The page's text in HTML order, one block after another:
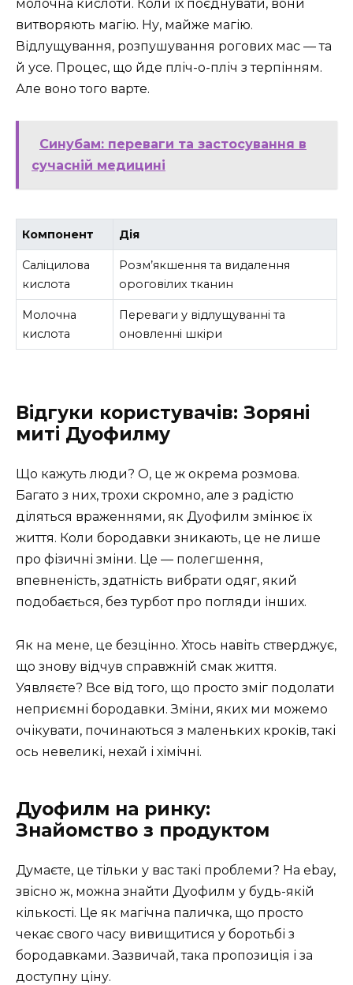
молочна кислоти. Коли їх поєднувати, вони
витворяють магію. Ну, майже магію.
Відлущування, розпушування рогових мас — та
й усе. Процес, що йде пліч-о-пліч з терпінням.
Але воно того варте.
Синубам: переваги та застосування в
сучасній медицині
Компонент Дія
Саліцилова
кислота
Розм’якшення та видалення
ороговілих тканин
Молочна
кислота
Переваги у відлущуванні та
оновленні шкіри
Відгуки користувачів: Зоряні
миті Дуофилму
Що кажуть люди? О, це ж окрема розмова.
Багато з них, трохи скромно, але з радістю
діляться враженнями, як Дуофилм змінює їх
життя. Коли бородавки зникають, це не лише
про фізичні зміни. Це — полегшення,
впевненість, здатність вибрати одяг, який
подобається, без турбот про погляди інших.
Як на мене, це безцінно. Хтось навіть стверджує,
що знову відчув справжній смак життя.
Уявляєте? Все від того, що просто зміг подолати
неприємні бородавки. Зміни, яких ми можемо
очікувати, починаються з маленьких кроків, такі
ось невеликі, нехай і хімічні.
Дуофилм на ринку:
Знайомство з продуктом
Думаєте, це тільки у вас такі проблеми? На ebay,
звісно ж, можна знайти Дуофилм у будь-якій
кількості. Це як магічна паличка, що просто
чекає свого часу вивищитися у боротьбі з
бородавками. Зазвичай, така пропозиція і за
доступну ціну.